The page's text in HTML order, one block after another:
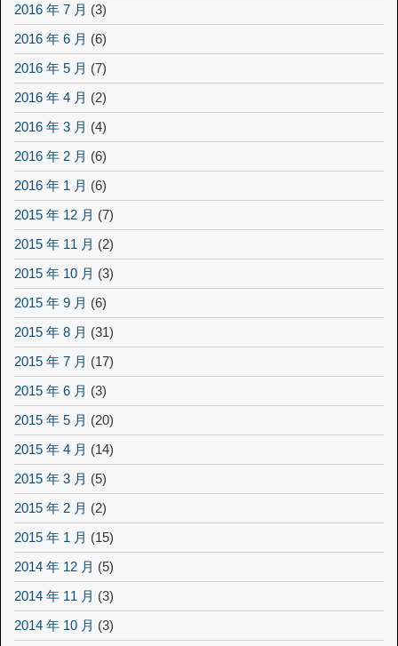
2016 年 7 月 (3)
2016 年 6 月 (6)
2016 年 5 月 (7)
2016 年 4 月 (2)
2016 年 3 月 (4)
2016 年 2 月 (6)
2016 年 1 月 (6)
2015 年 12 月 (7)
2015 年 11 月 (2)
2015 年 10 月 (3)
2015 年 9 月 (6)
2015 年 8 月 (31)
2015 年 7 月 (17)
2015 年 6 月 (3)
2015 年 5 月 (20)
2015 年 4 月 (14)
2015 年 3 月 (5)
2015 年 2 月 (2)
2015 年 1 月 (15)
2014 年 12 月 (5)
2014 年 11 月 (3)
2014 年 10 月 (3)